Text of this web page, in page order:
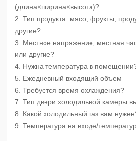
(длина×ширина×высота)?
2. Тип продукта: мясо, фрукты,
другие?
3. Местное напряжение, местная
или другие?
4. Нужна температура в
5. Ежедневный входящий объем
6. Требуется время охлаждения?
7. Тип двери холодильной камеры
8. Какой холодильный газ вам
9. Температура на входе/